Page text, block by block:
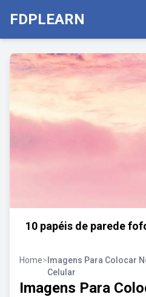
FDPLEARN
10 papéis de parede
Home> Imagens Para Colocar
Celular
Imagens Para